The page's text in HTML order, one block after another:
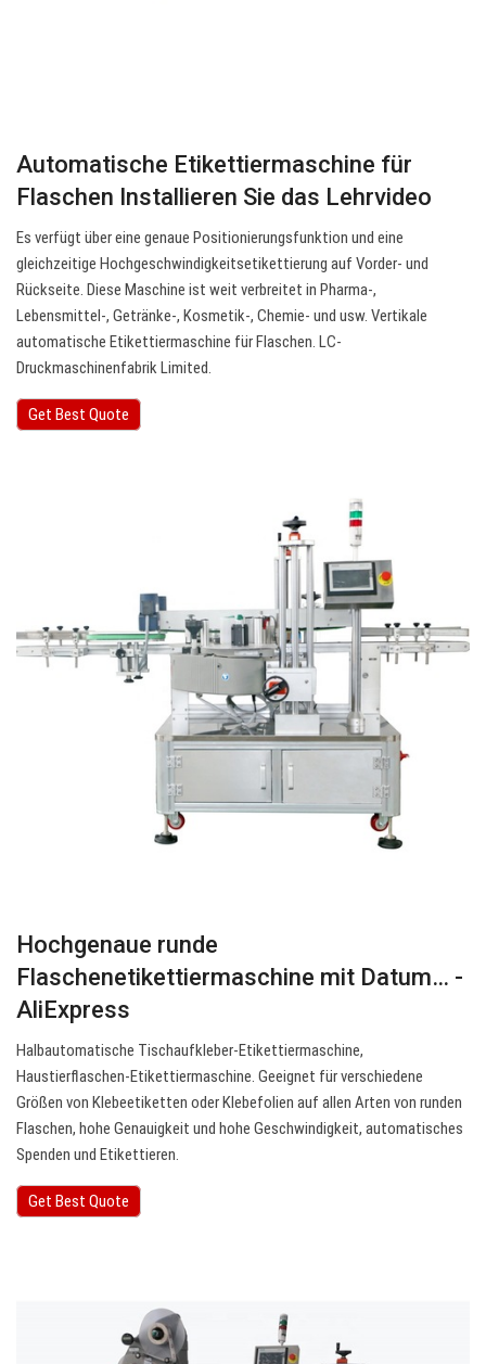
Automatische Etikettiermaschine für
Flaschen Installieren Sie das Lehrvideo
Es verfügt über eine genaue Positionierungsfunktion und eine
gleichzeitige Hochgeschwindigkeitsetikettierung auf Vorder- und
Rückseite. Diese Maschine ist weit verbreitet in Pharma-,
Lebensmittel-, Getränke-, Kosmetik-, Chemie- und usw. Vertikale
automatische Etikettiermaschine für Flaschen. LC-
Druckmaschinenfabrik Limited.
Get Best Quote
Hochgenaue runde
Flaschenetikettiermaschine mit Datum… -
AliExpress
Halbautomatische Tischaufkleber-Etikettiermaschine,
Haustierflaschen-Etikettiermaschine. Geeignet für verschiedene
Größen von Klebeetiketten oder Klebefolien auf allen Arten von runden
Flaschen, hohe Genauigkeit und hohe Geschwindigkeit, automatisches
Spenden und Etikettieren.
Get Best Quote